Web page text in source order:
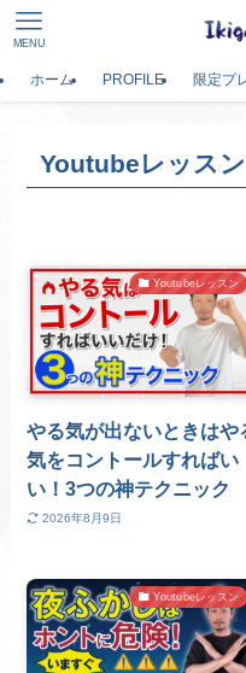
MENU
ホーム PROFILE 限定プ
Youtubeレッスン
Youtubeレッスン
やる気が出ないときはや
気をコントールすればい
い！3つの神テクニック
2026年8月9日
Youtubeレッスン